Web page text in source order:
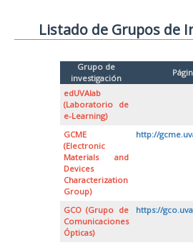
Listado de Grupos de
Grupo de
investigación
edUVAlab
(Laboratorio de
e-Learning)
GCME
(Electronic
Materials and
Devices
Characterization
Group)
http://
GCO (Grupo de
Comunicaciones
Ópticas)
https://